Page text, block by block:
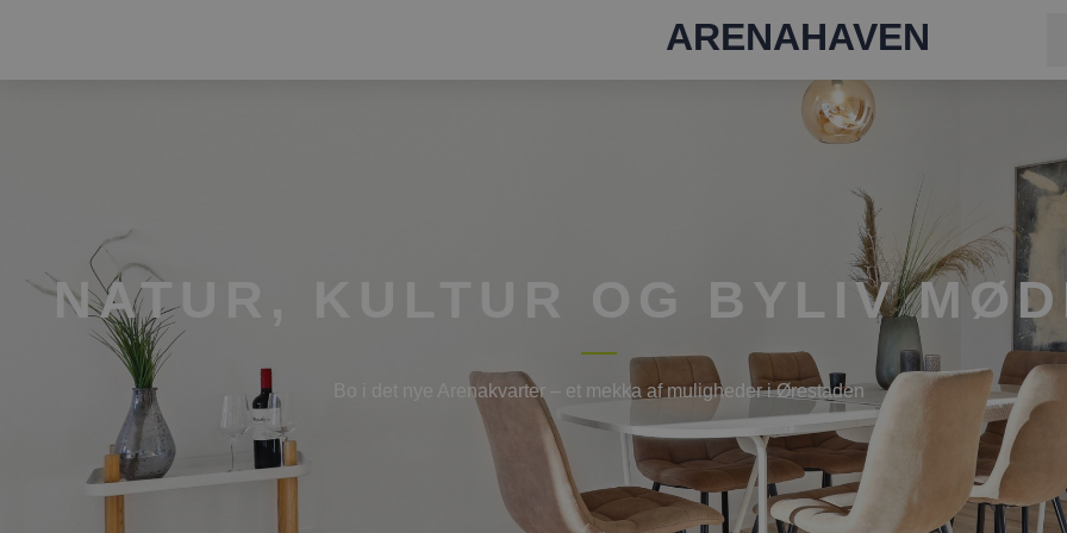
ARENAHAVEN
NATUR, KULTUR OG BYLIV
Bo i det nye Arenakvarter – et mekka af muligheder i Ørestaden